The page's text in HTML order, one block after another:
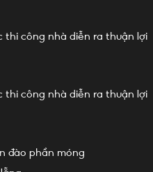
thi công nhà diễn ra thuận lợi
thi công nhà diễn ra thuận lợi
đào phần móng